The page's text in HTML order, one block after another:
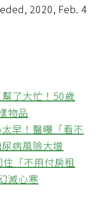
2020, Feb. 4
了大忙！50歲
物品
早！醫曝「看不
病風險大增
「不用付房租
滅心寒